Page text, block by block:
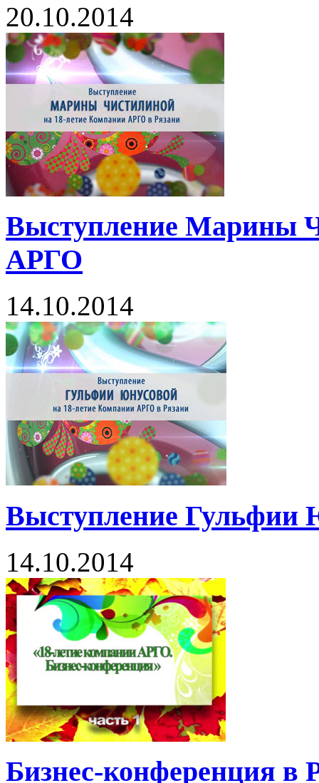
20.10.2014
Выступление Марины
АРГО
14.10.2014
Выступление Гульфии
14.10.2014
Бизнес-конференция в